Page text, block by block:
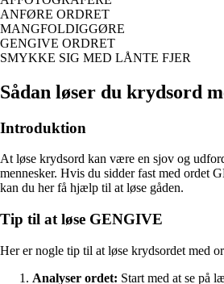
ANFØRE ORDRET
MANGFOLDIGGØRE
GENGIVE ORDRET
SMYKKE SIG MED LÅNTE FJER
Sådan løser du krydsord
Introduktion
At løse krydsord kan være en sjov og
mennesker. Hvis du sidder fast med ordet
kan du her få hjælp til at løse gåden.
Tip til at løse GENGIVE
Her er nogle tip til at løse krydsordet med
Analyser ordet: Start med at se på